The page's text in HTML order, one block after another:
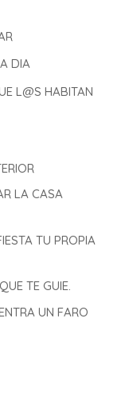
DIA
L@S HABITAN
LA CASA
TU PROPIA
TE GUIE.
UN FARO